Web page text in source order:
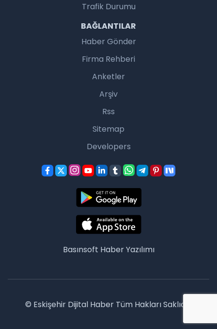
Trafik Durumu
BAĞLANTILAR
Haber Gönder
Firma Rehberi
Anketler
Arşiv
Rss
Sitemap
Developers
Basınsoft Haber Yazılımı
© Eskişehir Dijital Haber Tüm Hakları Saklıdır.